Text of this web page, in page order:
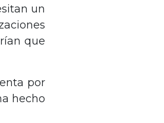
un
que
por
hecho